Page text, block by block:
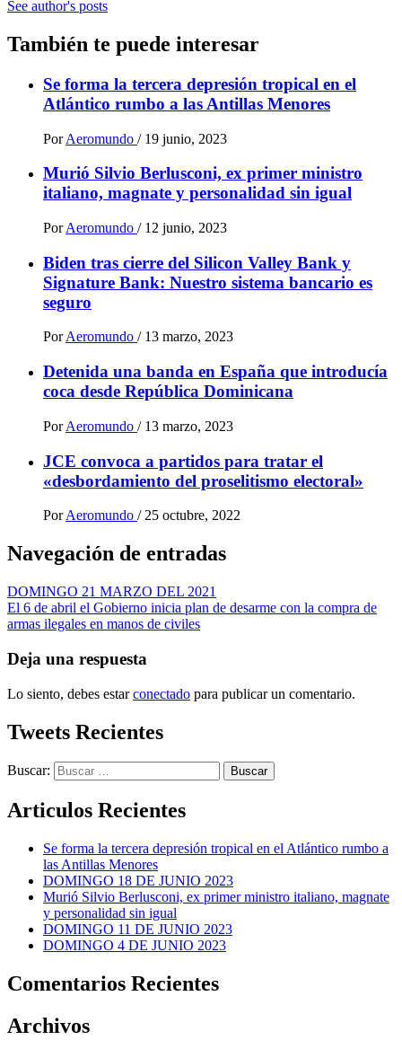
See author's posts
También te puede interesar
Se forma la tercera depresión tropical en el
Atlántico rumbo a las Antillas Menores
Por Aeromundo / 19 junio, 2023
Murió Silvio Berlusconi, ex primer ministro
italiano, magnate y personalidad sin igual
Por Aeromundo / 12 junio, 2023
Biden tras cierre del Silicon Valley Bank y
Signature Bank: Nuestro sistema bancario es
seguro
PorAeromundo / 13 marzo, 2023
Detenida una banda en España que introducía
coca desde República Dominicana
Por Aeromundo / 13 marzo, 2023
JCE convoca a partidos para tratar el
«desbordamiento del proselitismo electoral»
Por Aeromundo / 25 octubre, 2022
Navegación de entradas
DOMINGO 21 MARZO DEL 2021
El 6 de abril el Gobierno inicia plan de desarme con la compra de
armas ilegales en manos de civiles
Deja una respuesta
Lo siento, debes estarconectado para publicar un comentario.
Tweets Recientes
Buscar:
Articulos Recientes
Se forma la tercera depresión tropical en el Atlántico rumbo a
las Antillas Menores
DOMINGO 18 DE JUNIO 2023
Murió Silvio Berlusconi, ex primer ministro italiano, magnate
y personalidad sin igual
DOMINGO 11 DE JUNIO 2023
DOMINGO 4 DE JUNIO 2023
Comentarios Recientes
Archivos